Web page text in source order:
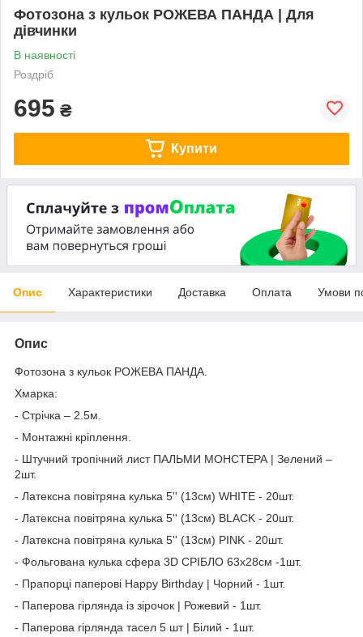
Фотозона з кульок РОЖEВА ПАНДА | Для
дівчинки
В наявності
Роздріб
695 ₴
Купити
Опис Характеристики Доставка Оплата Умови
Опис
Фотозона з кульок РОЖEВА ПАНДА.
Хмарка:
- Стрічка – 2.5м.
- Монтажні кріплення.
- Штучний тропічний лист ПАЛЬМИ МОНСТЕРА | Зелений –
2шт.
- Латексна повітряна кулька 5'' (13см) WHITE - 20шт.
- Латексна повітряна кулька 5'' (13см) BLACK - 20шт.
- Латексна повітряна кулька 5'' (13см) PINK - 20шт.
- Фольгована кулька сфера 3D СРІБЛО 63x28см -1шт.
- Прапорці паперові Happy Birthday | Чорний - 1шт.
- Паперова гірлянда із зірочок | Рожевий - 1шт.
- Паперова гірлянда тасел 5 шт | Білий - 1шт.